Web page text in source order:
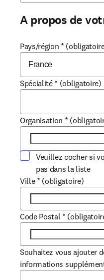
A propos de
Pays/région *
Spécialité * (obligatoire)
Organisation *
Veuillez cocher si
pas dans la liste
Ville * (obligatoire)
Code Postal *
Souhaitez vous ajouter
informations